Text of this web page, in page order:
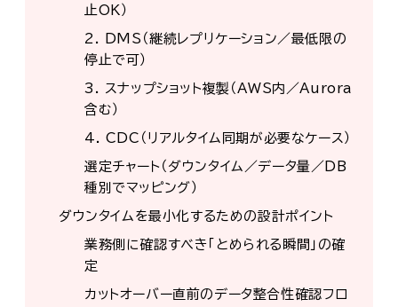
止OK）
2. DMS（継続レプリケーション／最低限の
停止で可）
3. スナップショット複製（AWS内／Aurora
含む）
4. CDC（リアルタイム同期が必要なケース）
選定チャート（ダウンタイム／データ量／DB
種別でマッピング）
ダウンタイムを最小化するための設計ポイント
業務側に確認すべき「とめられる瞬間」の確
定
カットオーバー直前のデータ整合性確認フロ